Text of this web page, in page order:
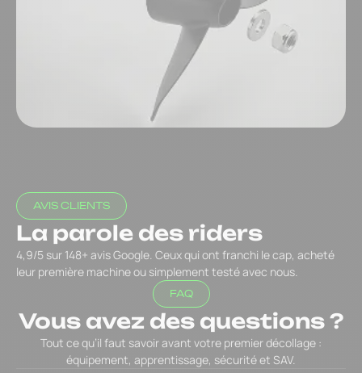
AVIS CLIENTS
La parole des riders
4,9/5 sur 148+ avis Google. Ceux qui ont franchi le cap, acheté
leur première machine ou simplement testé avec nous.
FAQ
Vous avez des questions ?
Tout ce qu’il faut savoir avant votre premier décollage :
équipement, apprentissage, sécurité et SAV.